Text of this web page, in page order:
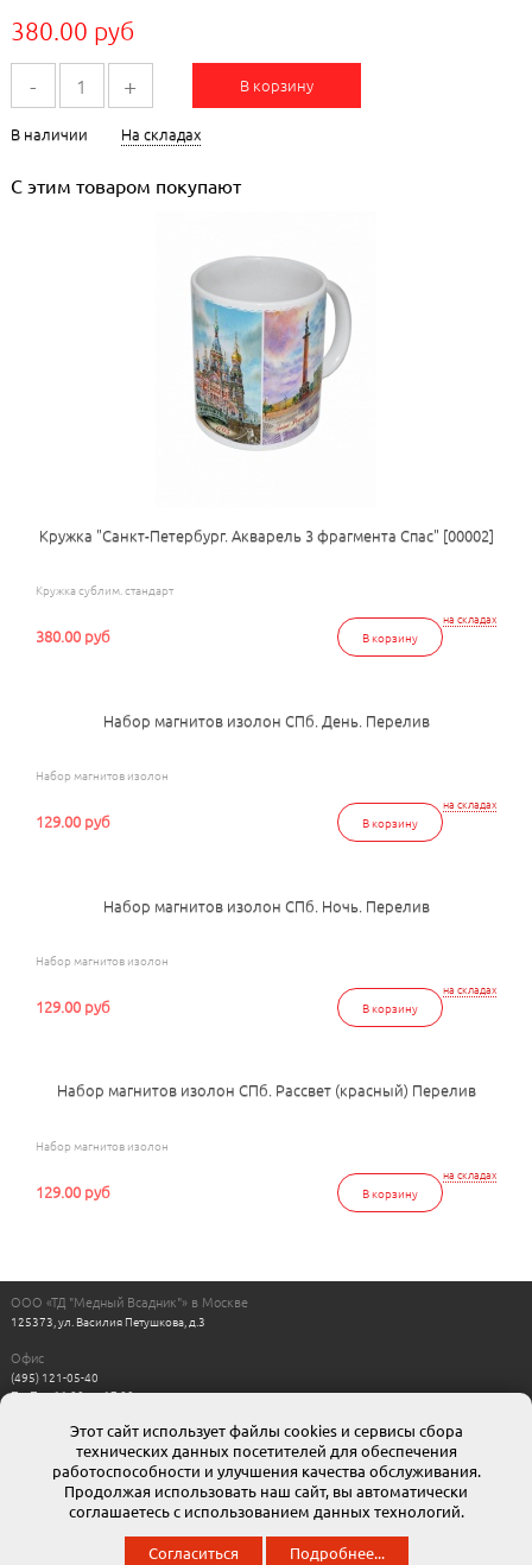
380.00 руб
- + В корзину
В наличии На складах
С этим товаром покупают
Кружка "Санкт-Петербург. Акварель 3 фрагмента Спас" [00002]
Кружка сублим. стандарт
на складах
В корзину
380.00 руб
Набор магнитов изолон СПб. День. Перелив
Набор магнитов изолон
на складах
В корзину
129.00 руб
Набор магнитов изолон СПб. Ночь. Перелив
Набор магнитов изолон
на складах
В корзину
129.00 руб
Набор магнитов изолон СПб. Рассвет (красный) Перелив
Набор магнитов изолон
на складах
В корзину
129.00 руб
ООО «ТД "Медный Всадник"» в Москве
125373, ул. Василия Петушкова, д.3
Офис
(495) 121-05-40
Пн-Пт с 11:00 до 17:00
Интернет магазин
8-800-511-00-88
г. Москва: moskow@mvsadnik.ru
г. Санкт-Петербург: esales@mvsadnik.ru
© 2013 ООО ТД «Медный всадник». Мы представляем широчайший ассортимент полиграфической
Этот сайт использует файлы cookies и сервисы сбора
технических данных посетителей для обеспечения
работоспособности и улучшения качества обслуживания.
Продолжая использовать наш сайт, вы автоматически
соглашаетесь с использованием данных технологий.
Согласиться Подробнее...